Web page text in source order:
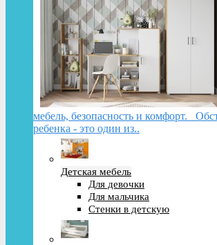
мебель, безопасность и комфорт.
ребенка - это один из..
Детская мебель
Для девочки
Для мальчика
Стенки в детскую